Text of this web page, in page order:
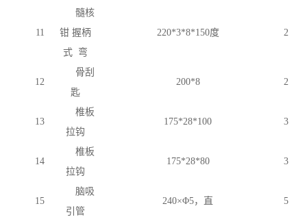
11
髓核
钳 握柄
式
弯
220*3*8*150度 2
12
骨刮
匙
200*8 2
13
椎板
拉钩
175*28*100 3
14
椎板
拉钩
175*28*80 3
15
脑吸
引管
240×Φ5，直 5